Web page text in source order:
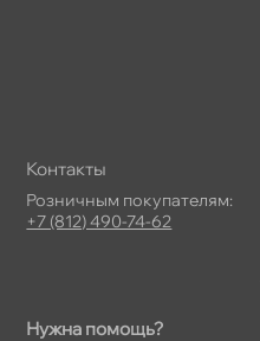
Нужна помощь?
Контакты
Розничным покупателям:
+7 (812) 490-74-62